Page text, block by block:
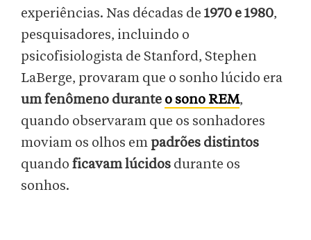
experiências. Nas décadas de 1970 e 1980,
pesquisadores, incluindo o
psicofisiologista de Stanford, Stephen
LaBerge, provaram que o sonho lúcido era
um fenômeno durante o sono REM,
quando observaram que os sonhadores
moviam os olhos em padrões distintos
quando ficavam lúcidos durante os
sonhos.